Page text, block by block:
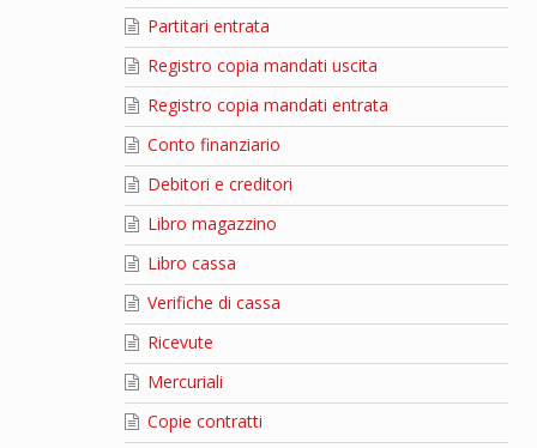
Partitari entrata
Registro copia mandati uscita
Registro copia mandati entrata
Conto finanziario
Debitori e creditori
Libro magazzino
Libro cassa
Verifiche di cassa
Ricevute
Mercuriali
Copie contratti